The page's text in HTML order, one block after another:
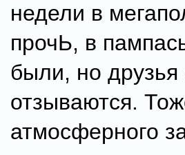
недели в
прочЬ, в
были, но
отзываются.
атмосферного